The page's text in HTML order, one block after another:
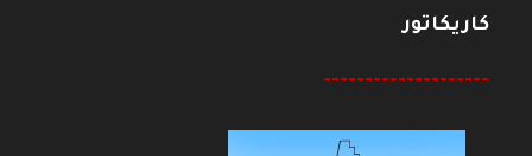
كاريكاتور
--------------------